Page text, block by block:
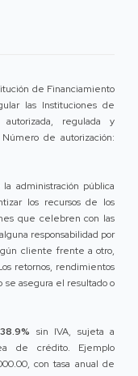
de Financiamiento
las Instituciones de
regulada y
de autorización:
administración pública
los recursos de los
que celebren con las
responsabilidad por
cliente frente a otro,
retornos, rendimientos
se asegura el resultado o
38.9% sin IVA, sujeta a
de crédito. Ejemplo
con tasa anual de